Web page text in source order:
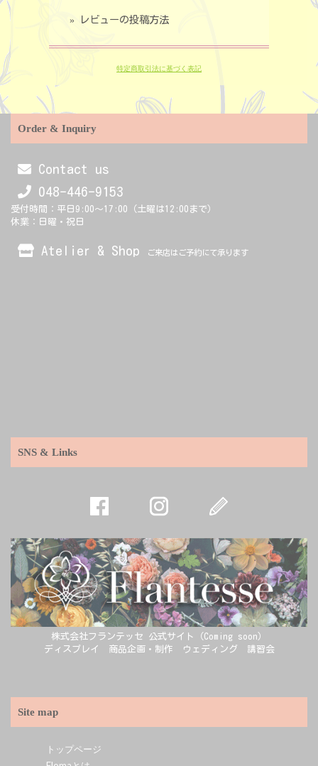
» レビューの投稿方法
特定商取引法に基づく表記
Order & Inquiry
Contact us
048-446-9153
受付時間：平日9:00～17:00（土曜は12:00まで）
休業：日曜・祝日
Atelier & Shop ご来店はご予約にて承ります
SNS & Links
株式会社フランテッセ 公式サイト（Coming soon）
ディスプレイ 商品企画・制作 ウェディング 講習会
Site map
トップページ